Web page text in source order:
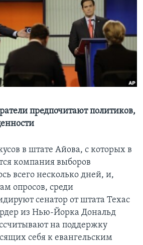
предпочитают политиков,
в штате Айова, с которых в
компания выборов
всего несколько дней, и,
опросов, среди
сенатор от штата Техас
из Нью-Йорка Дональд
на поддержку
себя к евангельским